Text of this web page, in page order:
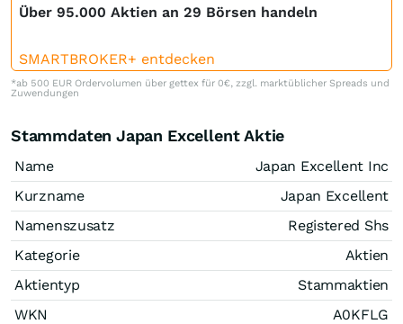
Über 95.000 Aktien an 29 Börsen handeln
SMARTBROKER+ entdecken
*ab 500 EUR Ordervolumen über gettex für 0€, zzgl. marktüblicher Spreads und
Zuwendungen
Stammdaten Japan Excellent Aktie
Name
Japan Excellent Inc
Kurzname
Japan Excellent
Namenszusatz
Registered Shs
Kategorie
Aktien
Aktientyp
Stammaktien
WKN
A0KFLG